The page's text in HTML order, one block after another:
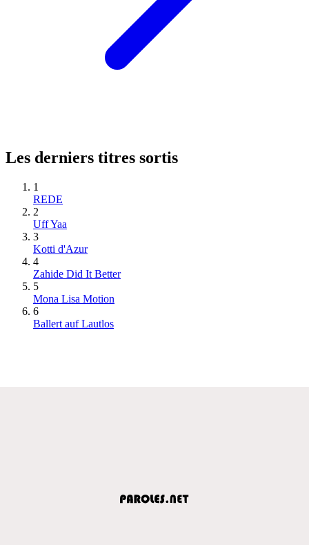
Les derniers titres sortis
1
REDE
2
Uff Yaa
3
Kotti d'Azur
4
Zahide Did It Better
5
Mona Lisa Motion
6
Ballert auf Lautlos